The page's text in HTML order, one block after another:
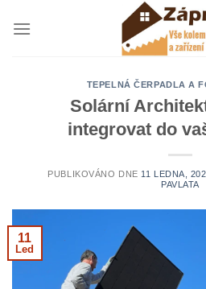
TEPELNÁ ČERPADLA A
Solární
integrovat do
PUBLIKOVÁNO DNE 11 LEDNA,
PAVLATA
11
Led